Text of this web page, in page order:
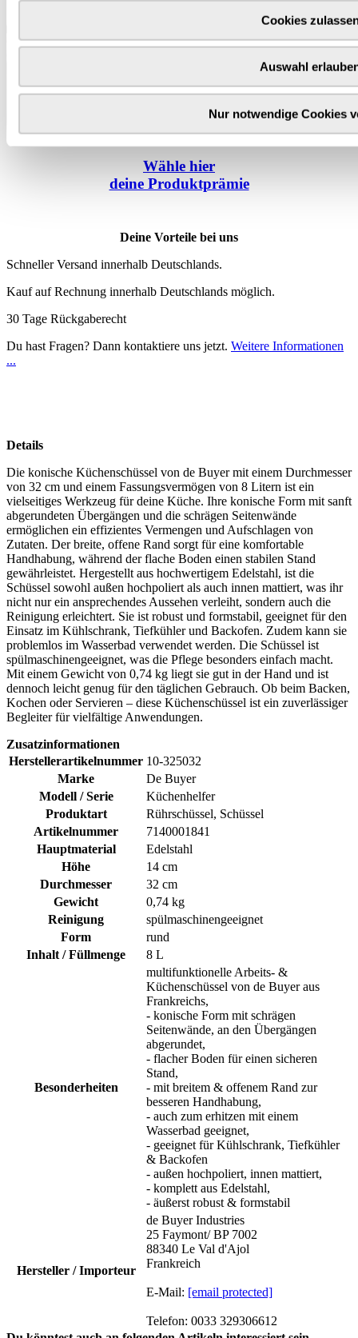
Cookies
Auswahl
Nur notwendige Cookies
Wähle hier
deine Produktprämie
Deine Vorteile bei uns
Schneller Versand innerhalb Deutschlands.
Kauf auf Rechnung innerhalb Deutschlands möglich.
30 Tage Rückgaberecht
Du hast Fragen? Dann kontaktiere uns jetzt. Weitere Informationen
...
Details
Die konische Küchenschüssel von de Buyer mit einem Durchmesser
von 32 cm und einem Fassungsvermögen von 8 Litern ist ein
vielseitiges Werkzeug für deine Küche. Ihre konische Form mit sanft
abgerundeten Übergängen und die schrägen Seitenwände
ermöglichen ein effizientes Vermengen und Aufschlagen von
Zutaten. Der breite, offene Rand sorgt für eine komfortable
Handhabung, während der flache Boden einen stabilen Stand
gewährleistet. Hergestellt aus hochwertigem Edelstahl, ist die
Schüssel sowohl außen hochpoliert als auch innen mattiert, was ihr
nicht nur ein ansprechendes Aussehen verleiht, sondern auch die
Reinigung erleichtert. Sie ist robust und formstabil, geeignet für den
Einsatz im Kühlschrank, Tiefkühler und Backofen. Zudem kann sie
problemlos im Wasserbad verwendet werden. Die Schüssel ist
spülmaschinengeeignet, was die Pflege besonders einfach macht.
Mit einem Gewicht von 0,74 kg liegt sie gut in der Hand und ist
dennoch leicht genug für den täglichen Gebrauch. Ob beim Backen,
Kochen oder Servieren – diese Küchenschüssel ist ein zuverlässiger
Begleiter für vielfältige Anwendungen.
Zusatzinformationen
Herstellerartikelnummer 10-325032
Marke
De Buyer
Modell / Serie
Küchenhelfer
Produktart
Rührschüssel, Schüssel
Artikelnummer
7140001841
Hauptmaterial
Edelstahl
Höhe
14 cm
Durchmesser
32 cm
Gewicht
0,74 kg
Reinigung
spülmaschinengeeignet
Form
rund
Inhalt / Füllmenge
8 L
Besonderheiten
multifunktionelle Arbeits- &
Küchenschüssel von de Buyer aus
Frankreichs,
- konische Form mit schrägen
Seitenwände, an den Übergängen
abgerundet,
- flacher Boden für einen sicheren
Stand,
- mit breitem & offenem Rand zur
besseren Handhabung,
- auch zum erhitzen mit einem
Wasserbad geeignet,
- geeignet für Kühlschrank, Tiefkühler
& Backofen
- außen hochpoliert, innen mattiert,
- komplett aus Edelstahl,
- äußerst robust & formstabil
Hersteller / Importeur
de Buyer Industries
25 Faymont/ BP 7002
88340 Le Val d'Ajol
Frankreich
E-Mail: [email protected]
Telefon: 0033 329306612